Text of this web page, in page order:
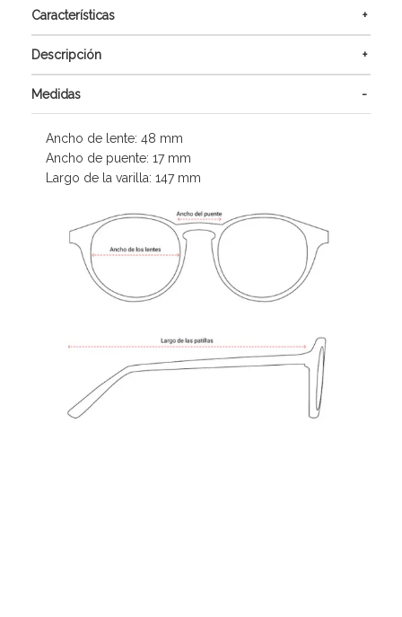
Características
Descripción
Medidas
Ancho de lente: 48 mm
Ancho de puente: 17 mm
Largo de la varilla: 147 mm